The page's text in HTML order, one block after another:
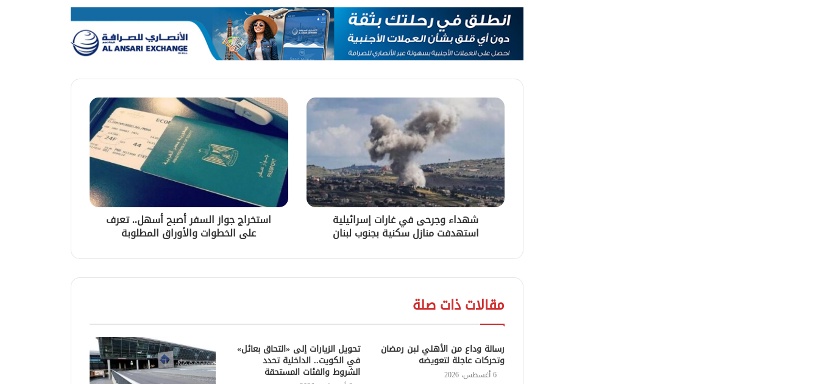
شهداء وجرحى في غارات إسرائيلية
استهدفت منازل سكنية بجنوب لبنان
استخراج جواز السفر أصبح أسهل.. تعرف
على الخطوات والأوراق المطلوبة
مقالات ذات صلة
رسالة وداع من الأهلي لبن رمضان
وتحركات عاجلة لتعويضه
6 أغسطس، 2026
تحويل الزيارات إلى «التحاق بعائل»
في الكويت.. الداخلية تحدد
الشروط والفئات المستحقة